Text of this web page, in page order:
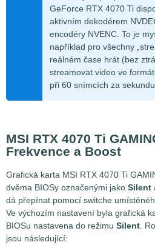
GeForce RTX 4070 Ti
aktivním dekodérem
encodéry NVENC. To je
například pro všechny
reálném čase hrát (bez
streamovat video ve
při 60 snímcích za sekundu.
MSI RTX 4070 Ti
Frekvence a Boost
Grafická karta MSI RTX 4070 Ti
dvěma BIOSy označenými jako Silent
dá přepínat pomocí switche
Ve výchozím nastavení byla grafická
BIOSu nastavena do režimu Silent .
jsou následující: